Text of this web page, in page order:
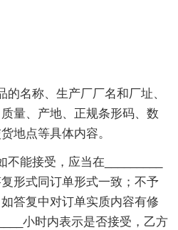
名称、生产厂厂名和厂址、
量、产地、正规条形码、数
地点等具体内容。
能接受，应当在_________
形式同订单形式一致；不予
答复中对订单实质内容有修
小时内表示是否接受，乙方